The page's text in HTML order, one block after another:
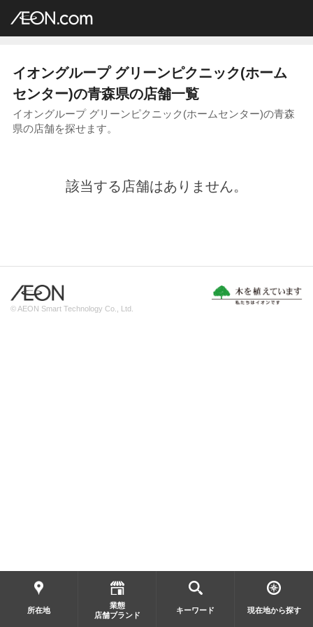
イオングループ店舗一覧
イオングループ グリーンピクニック(ホーム
センター)の青森県の店舗一覧
イオングループ グリーンピクニック(ホームセンター)の青森
県の店舗を探せます。
該当する店舗はありません。
所在地
業態
店舗ブランド
キーワード 現在地から探す
© AEON Smart Technology Co., Ltd.